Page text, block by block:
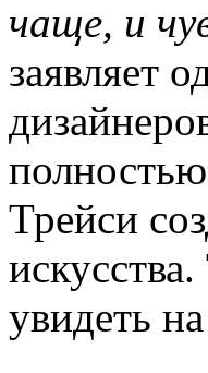
чаще, и
заявляет
Трейси
увидеть